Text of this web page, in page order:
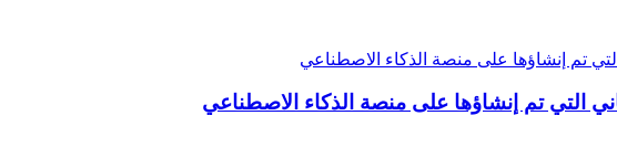
التي تم إنشاؤها على منصة الذكاء الاصطناعي